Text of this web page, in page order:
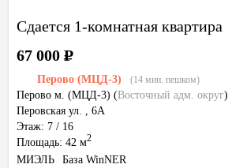
Сдается 1-комнатная квартира
Перово (МЦД-3) (14 мин. пешком)
Перово м. (МЦД-3) (Восточный адм. округ)
Перовская ул. , 6А
Этаж: 7 / 16
Площадь: 42 м2
67 000Р
МИЭЛЬ База WinNER